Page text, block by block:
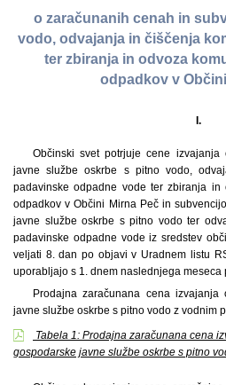
o zaračunanih cenah in
vodo, odvajanja in čiščenja
ter zbiranja in odvoza
odpadkov v
I.
Občinski svet potrjuje cene izvajanja
javne službe oskrbe s pitno vodo,
padavinske odpadne vode ter zbiranja in
odpadkov v Občini Mirna Peč in
javne službe oskrbe s pitno vodo ter
padavinske odpadne vode iz sredstev
veljati 8. dan po objavi v Uradnem listu
uporabljajo s 1. dnem naslednjega meseca
Prodajna zaračunana cena izvajanja
javne službe oskrbe s pitno vodo z vodnim
Tabela 1: Prodajna zaračunana cena
gospodarske javne službe oskrbe s pitno